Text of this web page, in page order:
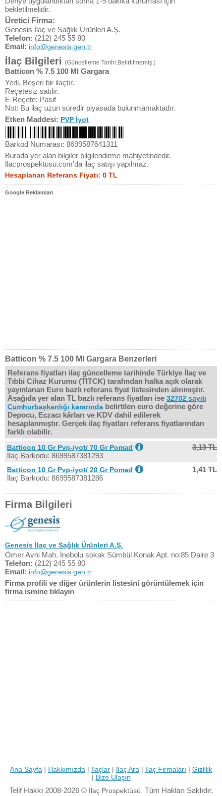
bekletilmelidir.
Üretici Firma:
Genesis İlaç ve Sağlık Ürünleri A.Ş.
Telefon: (212) 245 55 80
Email: info@genesis.gen.tr
İlaç Bilgileri (Güncelleme Tarihi:Belirtilmemiş.)
Batticon % 7.5 100 Ml Gargara
Yerli, Beşeri bir ilaçtır.
Reçetesiz satılır.
E-Reçete: Pasif
Not: Bu ilaç uzun süredir piyasada bulunmamaktadır.
Etken Maddesi: PVP İyot
Barkod Numarası: 8699587641311
Burada yer alan bilgiler bilgilendirme mahiyetindedir.
Ilacprospektusu.com'da ilaç satışı yapılmaz.
Hesaplanan Referans Fiyatı: 0 TL
Google Reklamları
Batticon % 7.5 100 Ml Gargara Benzerleri
Referans fiyatları ilaç güncelleme tarihinde Türkiye İlaç ve
Tıbbi Cihaz Kurumu (TITCK) tarafından halka açık olarak
yayınlanan Euro bazlı referans fiyat listesinden alınmıştır.
Aşağıda yer alan TL bazlı referans fiyatları ise 32702 sayılı
Cumhurbaşkanlığı kararında belirtilen euro değerine göre
Depocu, Eczacı kârları ve KDV dahil edilerek
hesaplanmıştır. Gerçek ilaç fiyatları referans fiyatlarından
farklı olabilir.
Batticon 10 Gr Pvp-iyot/ 70 Gr Pomad
İlaç Barkodu: 8699587381293
3,13 TL
Batticon 10 Gr Pvp-iyot/ 20 Gr Pomad
İlaç Barkodu: 8699587381286
1,41 TL
Firma Bilgileri
Genesis İlaç ve Sağlık Ürünleri A.Ş.
Ömer Avni Mah. İnebolu sokak Sümbül Konak Apt. no:85 Daire 3
Telefon: (212) 245 55 80
Email: info@genesis.gen.tr
Firma profili ve diğer ürünlerin listesini görüntülemek için
firma ismine tıklayın
Ana Sayfa | Hakkımızda | İlaçlar | İlaç Ara | İlaç Firmaları | Gizlilik
| Bize Ulaşın
Telif Hakkı 2008-2026 © İlaç Prospektüsü. Tüm Hakları Saklıdır.